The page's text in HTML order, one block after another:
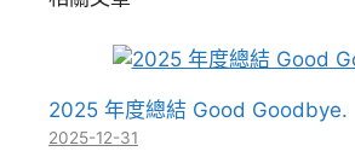
2025 年度總結 Good Goodbye.
2025-12-31